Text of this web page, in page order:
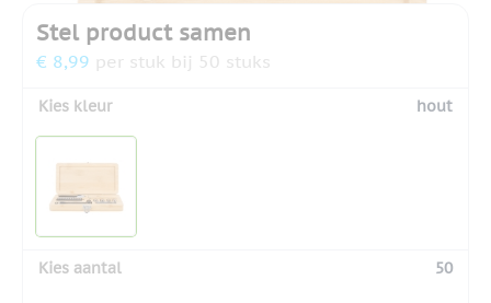
Stel product samen
€ 8,99 per stuk bij 50 stuks
Kies kleur hout
Kies aantal 50